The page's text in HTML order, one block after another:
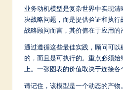
业务动机模型是复杂世界中实现
决战略问题，而是提供验证和执
战略顾问而言，其价值在于应用的
通过遵循这些最佳实践，顾问可
的，而且是可执行的。重点必须
上。一张图表的价值取决于连接各
请记住，该模型是一个动态的产